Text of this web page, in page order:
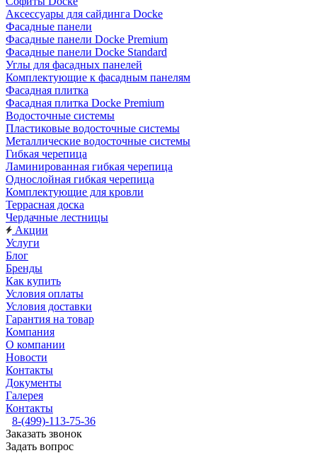
Аксессуары для сайдинга Docke
Фасадные панели
Фасадные панели Docke Premium
Фасадные панели Docke Standard
Углы для фасадных панелей
Комплектующие к фасадным панелям
Фасадная плитка
Фасадная плитка Docke Premium
Водосточные системы
Пластиковые водосточные системы
Металлические водосточные системы
Гибкая черепица
Ламинированная гибкая черепица
Однослойная гибкая черепица
Комплектующие для кровли
Террасная доска
Чердачные лестницы
Акции
Услуги
Блог
Бренды
Как купить
Условия оплаты
Условия доставки
Гарантия на товар
Компания
О компании
Новости
Контакты
Документы
Галерея
Контакты
8-(499)-113-75-36
Заказать звонок
Задать вопрос